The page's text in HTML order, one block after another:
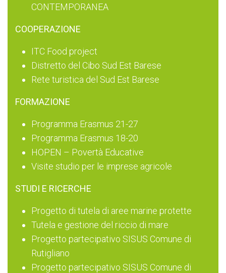
CONTEMPORANEA
COOPERAZIONE
ITC Food project
Distretto del Cibo Sud Est Barese
Rete turistica del Sud Est Barese
FORMAZIONE
Programma Erasmus 21-27
Programma Erasmus 18-20
HOPEN – Povertà Educative
Visite studio per le imprese agricole
STUDI E RICERCHE
Progetto di tutela di aree marine protette
Tutela e gestione del riccio di mare
Progetto partecipativo SISUS Comune di
Rutigliano
Progetto partecipativo SISUS Comune di